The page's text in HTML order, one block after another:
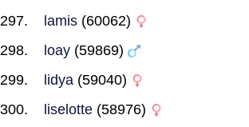
lamis (60062)
loay (59869)
lidya (59040)
liselotte (58976)